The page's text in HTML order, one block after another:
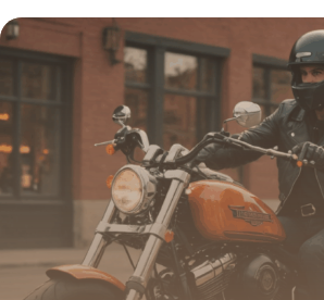
lumière bleue : la solution
booster votre confort et
productivité face aux écrans
17 juin 2026